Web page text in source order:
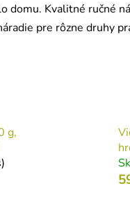
domu. Kvalitné ručné
pre rôzne druhy
g,